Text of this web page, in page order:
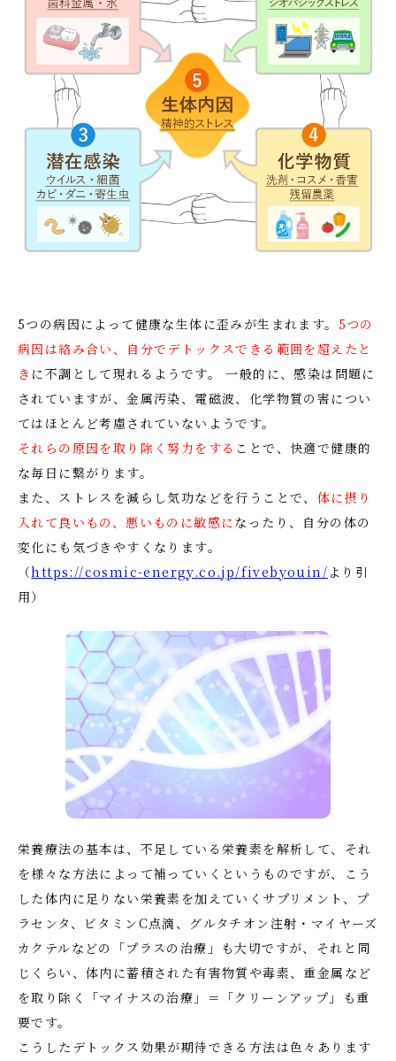
5つの病因によって健康な生体に歪みが生まれます。 5つの
病因は絡み合い、自分でデトックスできる範囲を超えたと
き に不調として現れるようです。 一般的に、感染は問題に
されていますが、金属汚染、電磁波、化学物質の害につい
てはほとんど考慮されていないようです。
それらの原因を取り除く努力をする ことで、快適で健康的
な毎日に繋がります。
また、ストレスを減らし気功などを行うことで、 体に摂り
入れて良いもの、悪いものに敏感になったり、自分の体の
変化にも気づきやすくなります。
（https://cosmic-energy.co.jp/fivebyouin/ より引
用）
栄養療法の基本は、不足している栄養素を解析して、それ
を様々な方法によって補っていくというものですが、こう
した体内に足りない栄養素を加えていくサプリメント、プ
ラセンタ、ビタミンC点滴、グルタチオン注射・マイヤーズ
カクテルなどの「プラスの治療」も大切ですが、それと同
じくらい、体内に蓄積された有害物質や毒素、重金属など
を取り除く「マイナスの治療」＝「クリーンアップ」も重
要です。
こうしたデトックス効果が期待できる方法は色々あります